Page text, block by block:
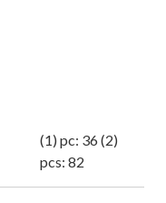
(1) pc: 36 (2)
pcs: 82